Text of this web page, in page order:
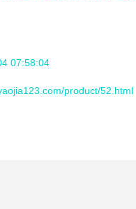
07:58:04
product/52.html